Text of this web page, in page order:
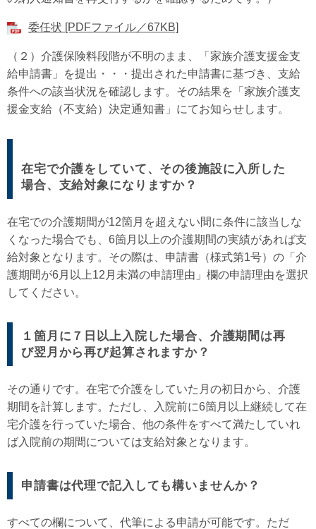
委任状 [PDFファイル／67KB]
（２）介護保険料段階が不明のまま、「家族介護支援金支
給申請書」を提出・・・提出された申請書に基づき、支給
条件への該当状況を確認します。その結果を「家族介護支
援金支給（不支給）決定通知書」にてお知らせします。
在宅で介護をしていて、その後施設に入所した
場合、支給対象になりますか？
在宅での介護期間が12箇月を超えない間に条件に該当しな
くなった場合でも、6箇月以上の介護期間の実績があれば支
給対象となります。その際は、申請書（様式第1号）の「介
護期間が6月以上12月未満の申請理由」欄の申請理由を選択
してください。
１箇月に７日以上入院した場合、介護期間は再
び翌月から再び起算されますか？
その通りです。在宅で介護をしていた月の初日から、介護
期間を計算します。ただし、入院前に6箇月以上継続して在
宅介護を行っていた場合、他の条件をすべて満たしていれ
ば入院前の期間については支給対象となります。
申請書は代理で記入しても構いませんか？
すべての欄について、代筆による申請が可能です。ただ